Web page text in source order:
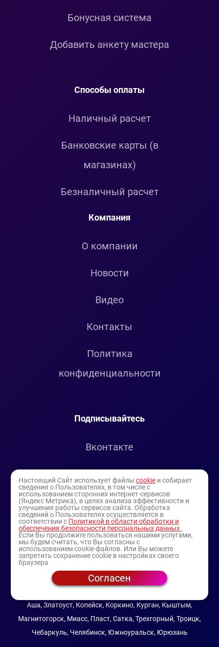
Бонусная система
Добавить анкету мастера
Способы оплаты
Наличный расчет
Банковские карты (в
магазинах)
Безналичный расчет
Компания
О компании
Новости
Видео
Контакты
Политика
конфиденциальности
Подписывайтесь
Вконтакте
Youtube
© 1994-2025
— торговая витрина ИП Булатов В.А.
Аша, Златоуст, Копейск, Коркино, Курган, Кыштым,
Магнитогорск, Миасс, Пласт, Сатка, Трехгорный, Троицк,
Чебаркуль, Челябинск, Южноуральск, Юрюзань
Настоящий Сайт использует файлыcookie и собирает
сведения о Пользователях, в том числе с
использованием сторонних интернет-сервисов
(Яндекс Метрика), в целях анализа эффективности и
улучшения работы сервисов сайта. Обработка
сведений о Пользователях осуществляется в
соответствии с Политикой в области обработки и
обеспечения безопасности персональных данных .
Если Вы продолжите пользоваться нашими услугами,
мы будем считать, что Вы согласны с
использованием cookie-файлов. Или Вы можете
запретить сохранение cookie в настройках своего
браузера
Согласен